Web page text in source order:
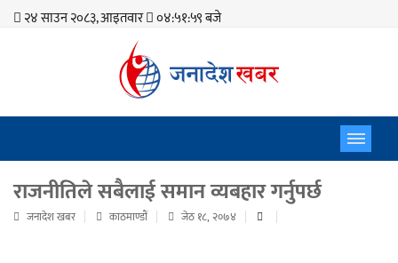
२४ साउन २०८३, आइतवार ०४:५२:० बजे
राजनीतिले सबैलाई समान व्यबहार गर्नुपर्छ
जनादेश खबर काठमाण्डाैं जेठ १८, २०७४